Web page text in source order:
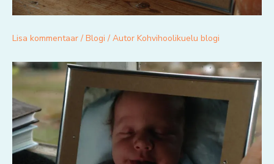
Lisa kommentaar / Blogi / Autor Kohvihoolikuelu blogi